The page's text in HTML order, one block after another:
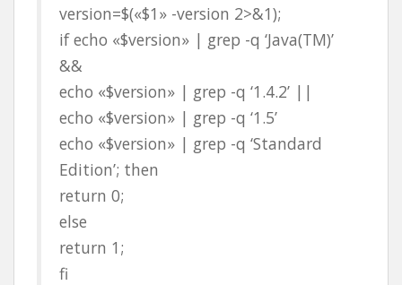
version=$(«$1» -version 2>&1);
if echo «$version» | grep -q ‘Java(TM)’
&&
echo «$version» | grep -q ‘1.4.2’ ||
echo «$version» | grep -q ‘1.5’
echo «$version» | grep -q ‘Standard
Edition’; then
return 0;
else
return 1;
fi